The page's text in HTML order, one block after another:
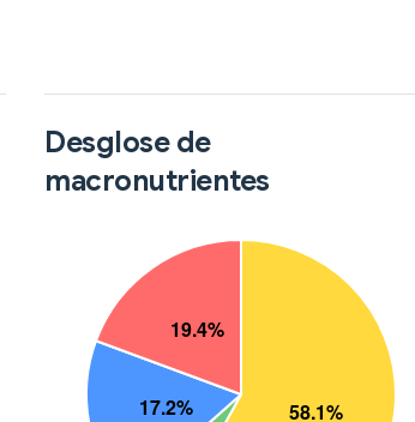
Desglose de
macronutrientes